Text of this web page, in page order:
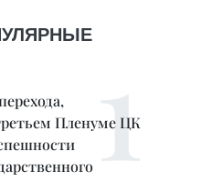
Пленуме ЦК